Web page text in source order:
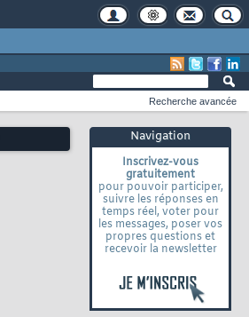
Navigation
Inscrivez-vous
gratuitement
pour pouvoir participer,
suivre les réponses en
temps réel, voter pour
les messages, poser vos
propres questions et
recevoir la newsletter
Recherche avancée